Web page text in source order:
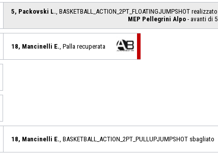
5, Packovski L. , BASKETBALL_ACTION_2PT_FLOATINGJUMPSHOT realizzato
MEP Pellegrini Alpo - avanti di 5
18, Mancinelli E. , Palla recuperata
18, Mancinelli E. , BASKETBALL_ACTION_2PT_PULLUPJUMPSHOT sbagliato